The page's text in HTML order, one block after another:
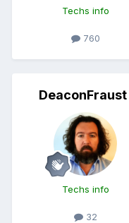
Techs info
760
DeaconFraust
Techs info
32